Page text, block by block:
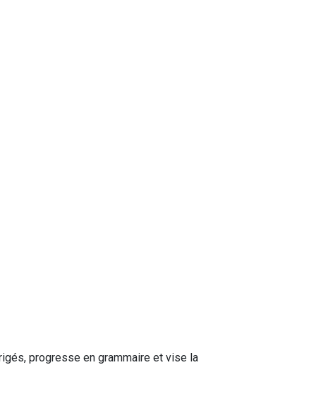
progresse en grammaire et vise la